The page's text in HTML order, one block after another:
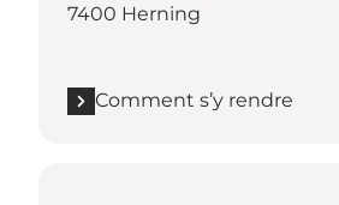
7400 Herning
Comment s’y rendre